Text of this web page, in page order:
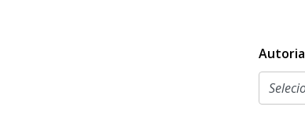
Autoria